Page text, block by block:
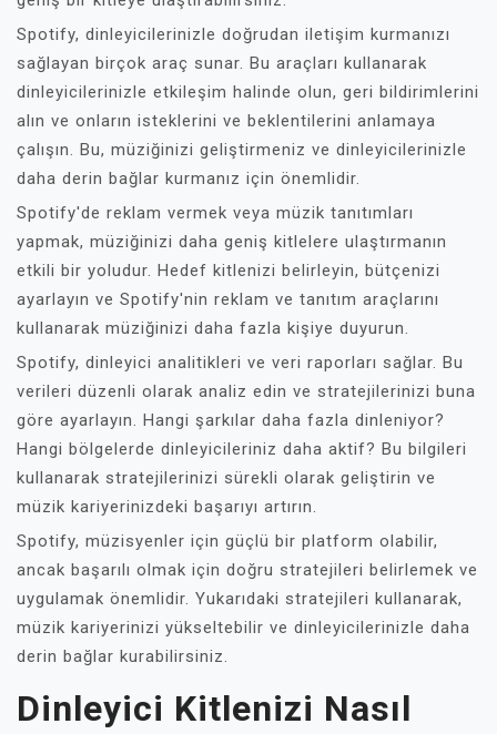
Spotify, dinleyicilerinizle doğrudan iletişim kurmanızı
sağlayan birçok araç sunar. Bu araçları kullanarak
dinleyicilerinizle etkileşim halinde olun, geri bildirimlerini
alın ve onların isteklerini ve beklentilerini anlamaya
çalışın. Bu, müziğinizi geliştirmeniz ve dinleyicilerinizle
daha derin bağlar kurmanız için önemlidir.
Spotify'de reklam vermek veya müzik tanıtımları
yapmak, müziğinizi daha geniş kitlelere ulaştırmanın
etkili bir yoludur. Hedef kitlenizi belirleyin, bütçenizi
ayarlayın ve Spotify'nin reklam ve tanıtım araçlarını
kullanarak müziğinizi daha fazla kişiye duyurun.
Spotify, dinleyici analitikleri ve veri raporları sağlar. Bu
verileri düzenli olarak analiz edin ve stratejilerinizi buna
göre ayarlayın. Hangi şarkılar daha fazla dinleniyor?
Hangi bölgelerde dinleyicileriniz daha aktif? Bu bilgileri
kullanarak stratejilerinizi sürekli olarak geliştirin ve
müzik kariyerinizdeki başarıyı artırın.
Spotify, müzisyenler için güçlü bir platform olabilir,
ancak başarılı olmak için doğru stratejileri belirlemek ve
uygulamak önemlidir. Yukarıdaki stratejileri kullanarak,
müzik kariyerinizi yükseltebilir ve dinleyicilerinizle daha
derin bağlar kurabilirsiniz.
Dinleyici Kitlenizi Nasıl